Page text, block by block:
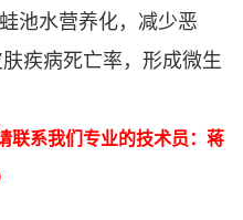
池水营养化，减少恶
疾病死亡率，形成微生
联系我们专业的技术员： 蒋